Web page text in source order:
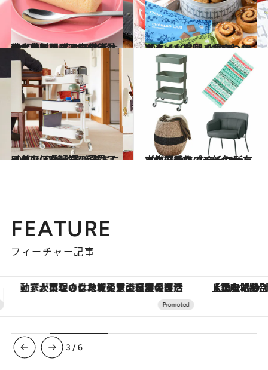
2020.11.25
輸入食料品＆スーパーマーケットの イケテル手土産【カタログ写真68点】まとめて閲覧♡編集部員も太鼓判！
グルメ 2020.11.27
キュートな【イケア】のスイーツ満喫 北欧フィーカタイムを彩るおやつ10選
グルメ
2019.1.27
イケアスタッフの溺愛アイテム(3) 移動できるミニワゴンほか13選
ライフスタイル 2020.2.20
イケア新作のラインナップが優秀♡ スタッフ所有率抜群のワゴン新色も！
ライフスタイル
FEATURE
フィーチャー記事
【銀座で出合う最旬美容】美髪ケアや上質な眠り…セルフケアのアップデートから、特別な名入れギフトまで。大人のための「ReFa GINZA」クルーズ ヴァシュロン・コンスタンタ
3 /6